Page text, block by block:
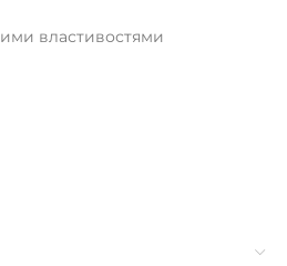
властивостями